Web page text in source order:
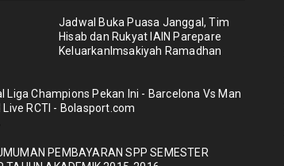
Jadwal Buka Puasa Janggal, Tim
Hisab dan Rukyat IAIN Parepare
KeluarkanImsakiyah Ramadhan
Liga Champions Pekan Ini - Barcelona Vs Man
Live RCTI - Bolasport.com
PEMBAYARAN SPP SEMESTER